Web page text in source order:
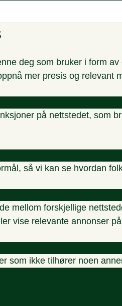
deg som bruker i form
mer presis og relevant
på nettstedet, som
så vi kan se hvordan
mellom forskjellige
vise relevante annonser
som ikke tilhører noen